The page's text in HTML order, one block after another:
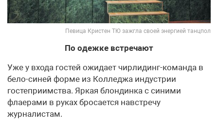
Певица Кристен ТЮ зажгла своей энергией танцпол
По одежке встречают
Уже у входа гостей ожидает чирлидинг-команда в
бело-синей форме из Колледжа индустрии
гостеприимства. Яркая блондинка с синими
флаерами в руках бросается навстречу
журналистам.